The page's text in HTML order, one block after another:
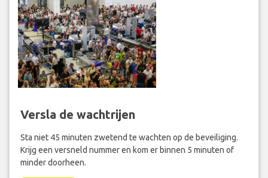
Versla de wachtrijen
Sta niet 45 minuten zwetend te wachten op de beveiliging.
Krijg een versneld nummer en kom er binnen 5 minuten of
minder doorheen.